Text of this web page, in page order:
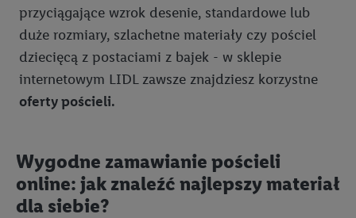
przyciągające wzrok desenie, standardowe lub
duże rozmiary, szlachetne materiały czy pościel
dziecięcą z postaciami z bajek - w sklepie
internetowym LIDL zawsze znajdziesz korzystne
oferty pościeli.
Wygodne zamawianie pościeli
online: jak znaleźć najlepszy materiał
dla siebie?